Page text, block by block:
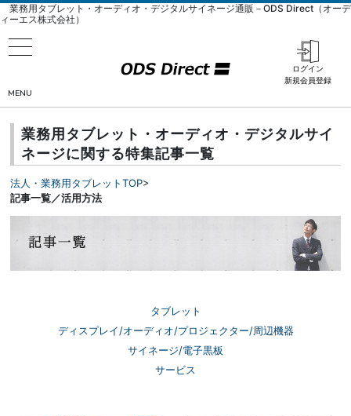
業務用タブレット・オーディオ・デジタルサイネージ通販－ODS Direct（オーデ
ィーエス株式会社）
MENU
ログイン
新規会員登録
業務用タブレット・オーディオ・デジタルサイ
ネージに関する特集記事一覧
法人・業務用タブレットTOP>
記事一覧／活用方法
タブレット
ディスプレイ/オーディオ/プロジェクター/周辺機器
サイネージ/電子黒板
サービス